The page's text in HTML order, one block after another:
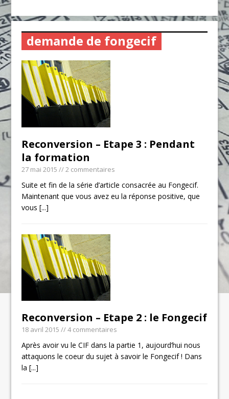
demande de fongecif
Reconversion – Etape 3 : Pendant
la formation
27 mai 2015 // 2 commentaires
Suite et fin de la série d’article consacrée au Fongecif.
Maintenant que vous avez eu la réponse positive, que
vous[...]
Reconversion – Etape 2 : le Fongecif
18 avril 2015 // 4 commentaires
Après avoir vu le CIF dans la partie 1, aujourd’hui nous
attaquons le coeur du sujet à savoir le Fongecif ! Dans
la[...]